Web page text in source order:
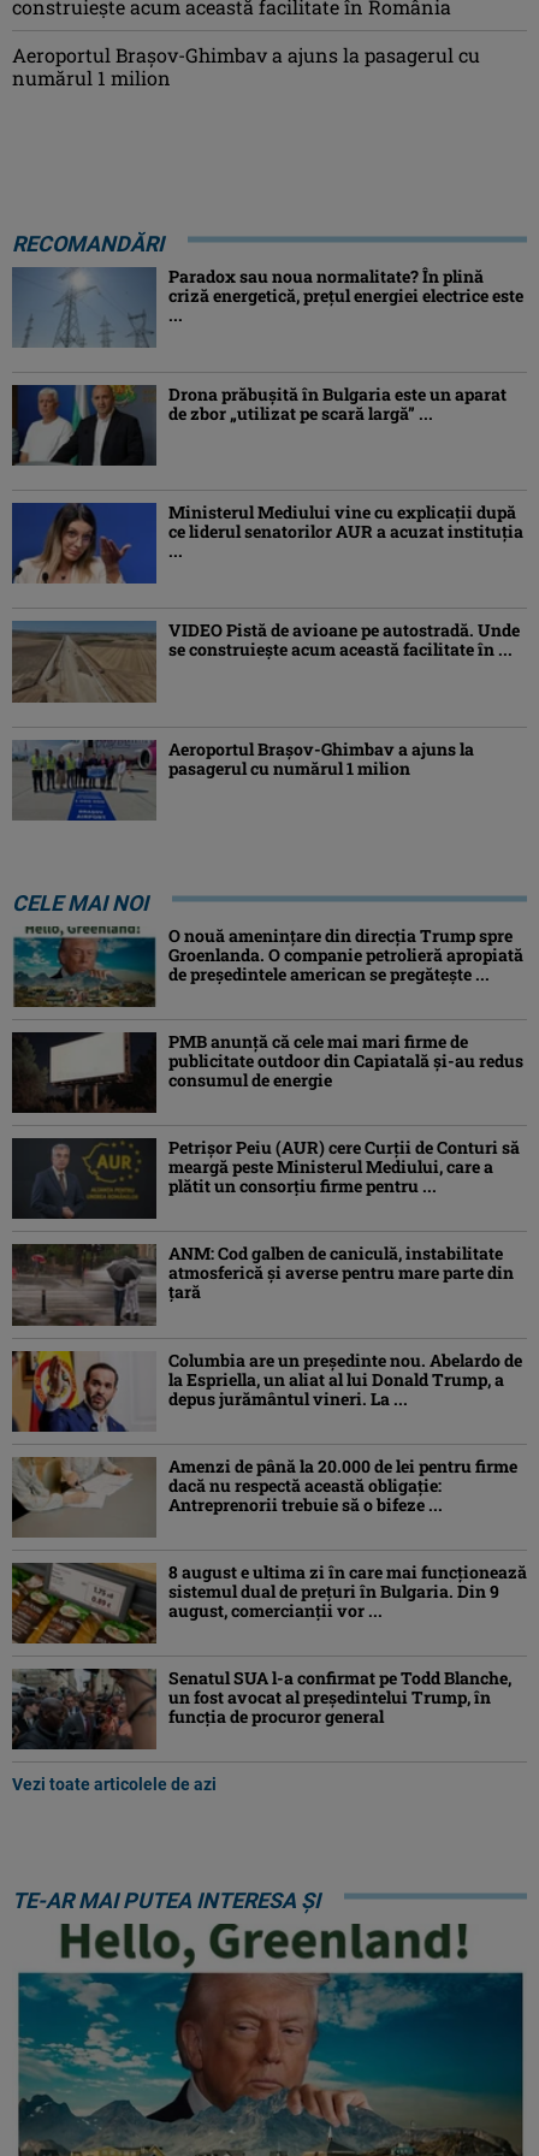
construiește acum această facilitate în România
Aeroportul Brașov-Ghimbav a ajuns la pasagerul cu
numărul 1 milion
RECOMANDĂRI
Paradox sau noua normalitate? În plină
criză energetică, prețul energiei electrice este
...
Drona prăbuşită în Bulgaria este un aparat
de zbor „utilizat pe scară largă” ...
Ministerul Mediului vine cu explicații după
ce liderul senatorilor AUR a acuzat instituția
...
VIDEO Pistă de avioane pe autostradă. Unde
se construiește acum această facilitate în ...
Aeroportul Brașov-Ghimbav a ajuns la
pasagerul cu numărul 1 milion
CELE MAI NOI
O nouă amenințare din direcția Trump spre
Groenlanda. O companie petrolieră apropiată
de președintele american se pregătește ...
PMB anunță că cele mai mari firme de
publicitate outdoor din Capiatală și-au redus
consumul de energie
Petrişor Peiu (AUR) cere Curții de Conturi să
meargă peste Ministerul Mediului, care a
plătit un consorţiu firme pentru ...
ANM: Cod galben de caniculă, instabilitate
atmosferică și averse pentru mare parte din
țară
Columbia are un președinte nou. Abelardo de
la Espriella, un aliat al lui Donald Trump, a
depus jurământul vineri. La ...
Amenzi de până la 20.000 de lei pentru firme
dacă nu respectă această obligație:
Antreprenorii trebuie să o bifeze ...
8 august e ultima zi în care mai funcționează
sistemul dual de prețuri în Bulgaria. Din 9
august, comercianții vor ...
Senatul SUA l-a confirmat pe Todd Blanche,
un fost avocat al președintelui Trump, în
funcția de procuror general
Vezi toate articolele de azi
TE-AR MAI PUTEA INTERESA ȘI